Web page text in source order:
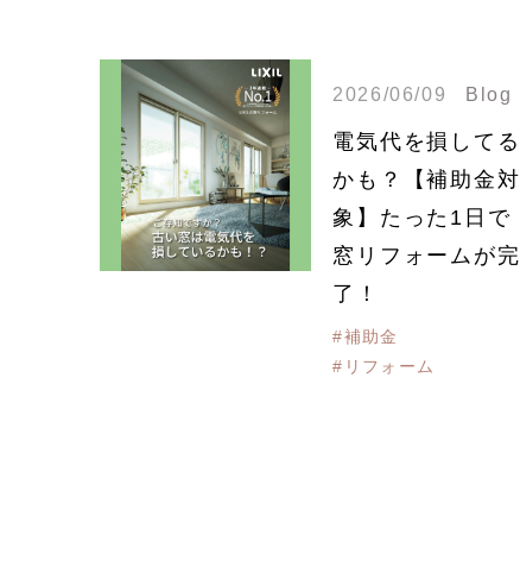
2026/06/09 Blog
電気代を損してる
かも？【補助金対
象】たった1日で
窓リフォームが完
了！
#補助金
#リフォーム